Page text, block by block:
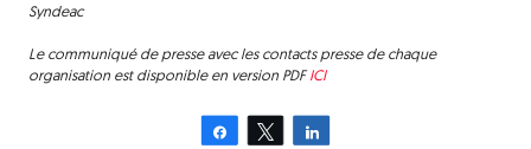
Syndeac
Le communiqué de presse avec les contacts presse de chaque
organisation est disponible en version PDF ICI
Partagez Tweetez